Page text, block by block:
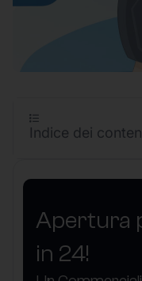
Apertura
in 24!
Indice dei